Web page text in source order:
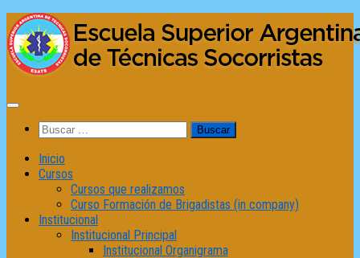
Saltar
al
contenido
Buscar:
Inicio
Cursos
Cursos que realizamos
Curso Formación de Brigadistas (in company)
Institucional
Institucional Principal
Institucional Organigrama